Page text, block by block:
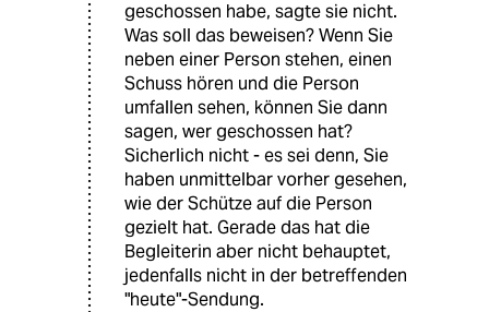
geschossen habe, sagte sie nicht.
Was soll das beweisen? Wenn Sie
neben einer Person stehen, einen
Schuss hören und die Person
umfallen sehen, können Sie dann
sagen, wer geschossen hat?
Sicherlich nicht - es sei denn, Sie
haben unmittelbar vorher gesehen,
wie der Schütze auf die Person
gezielt hat. Gerade das hat die
Begleiterin aber nicht behauptet,
jedenfalls nicht in der betreffenden
"heute"-Sendung.